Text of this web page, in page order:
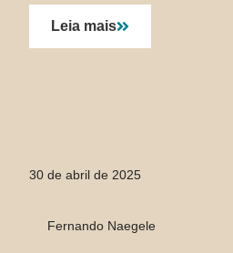
Leia mais
30 de abril de 2025
Fernando Naegele